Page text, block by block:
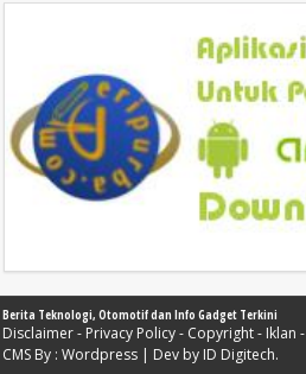
Berita Teknologi, Otomotif dan Info Gadget Terkini
Disclaimer- Privacy Policy- Copyright- Iklan -
CMS By : Wordpress | Dev by ID Digitech.